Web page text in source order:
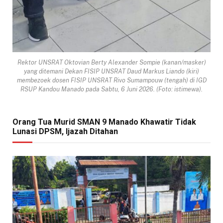
Rektor UNSRAT Oktovian Berty Alexander Sompie (kanan/masker)
yang ditemani Dekan FISIP UNSRAT Daud Markus Liando (kiri)
membezoek dosen FISIP UNSRAT Rivo Sumampouw (tengah) di IGD
RSUP Kandou Manado pada Sabtu, 6 Juni 2026. (Foto: istimewa).
Orang Tua Murid SMAN 9 Manado Khawatir Tidak
Lunasi DPSM, Ijazah Ditahan